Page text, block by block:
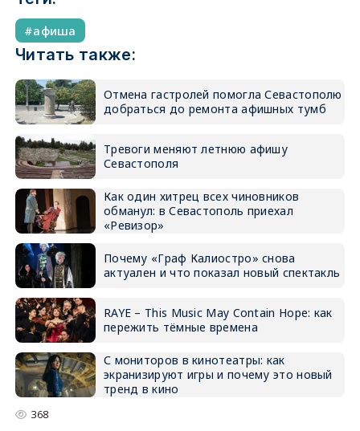
афиша
Читать также:
Отмена гастролей помогла Севастополю
добраться до ремонта афишных тумб
Тревоги меняют летнюю афишу
Севастополя
Как один хитрец всех чиновников
обманул: в Севастополь приехал
«Ревизор»
Почему «Граф Калиостро» снова
актуален и что показал новый спектакль
RAYE – This Music May Contain Hope: как
пережить тёмные времена
С мониторов в кинотеатры: как
экранизируют игры и почему это новый
тренд в кино
368